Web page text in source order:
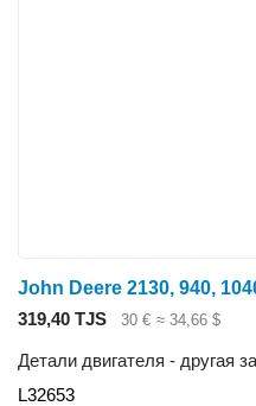
319,40 TJS 30 € ≈ 34,66 $
Детали двигателя - другая
L32653